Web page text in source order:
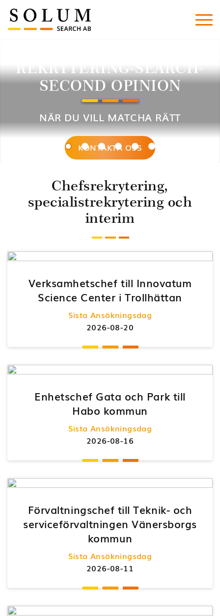
1 2 3
REKRYTERING-SEARCH-
SECOND OPINION
NÄR DU VILL MATCHA RÄTT
KONTAKTA OSS
Chefsrekrytering,
specialistrekrytering och
interim
Verksamhetschef till Innovatum
Science Center i Trollhättan
Sista Ansökningsdag
2026-08-20
Enhetschef Gata och Park till
Habo kommun
Sista Ansökningsdag
2026-08-16
Förvaltningschef till Teknik- och
serviceförvaltningen Vänersborgs
kommun
Sista Ansökningsdag
2026-08-11